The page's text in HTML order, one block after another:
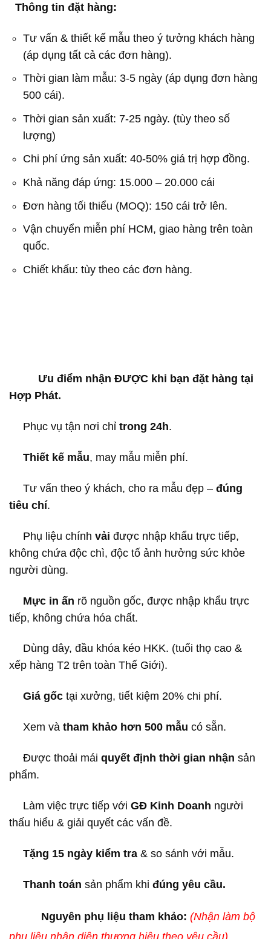
Thông tin đặt hàng:
Tư vấn & thiết kế mẫu theo ý tưởng khách hàng
(áp dụng tất cả các đơn hàng).
Thời gian làm mẫu: 3-5 ngày (áp dụng đơn hàng
500 cái).
Thời gian sản xuất: 7-25 ngày. (tùy theo số
lượng)
Chi phí ứng sản xuất: 40-50% giá trị hợp đồng.
Khả năng đáp ứng: 15.000 – 20.000 cái
Đơn hàng tối thiểu (MOQ): 150 cái trở lên.
Vận chuyển miễn phí HCM, giao hàng trên toàn
quốc.
Chiết khấu: tùy theo các đơn hàng.
Ưu điểm nhận ĐƯỢC khi bạn đặt hàng tại
Hợp Phát.
Phục vụ tận nơi chỉ trong 24h.
Thiết kế mẫu, may mẫu miễn phí.
Tư vấn theo ý khách, cho ra mẫu đẹp – đúng
tiêu chí.
Phụ liệu chính vải được nhập khẩu trực tiếp,
không chứa độc chì, độc tố ảnh hưởng sức khỏe
người dùng.
Mực in ấn rõ nguồn gốc, được nhập khẩu trực
tiếp, không chứa hóa chất.
Dùng dây, đầu khóa kéo HKK. (tuổi thọ cao &
xếp hàng T2 trên toàn Thế Giới).
Giá gốc tại xưởng, tiết kiệm 20% chi phí.
Xem và tham khảo hơn 500 mẫu có sẵn.
Được thoải mái quyết định thời gian nhận sản
phẩm.
Làm việc trực tiếp với GĐ Kinh Doanh người
thấu hiểu & giải quyết các vấn đề.
Tặng 15 ngày kiểm tra & so sánh với mẫu.
Thanh toán sản phẩm khi đúng yêu cầu.
Nguyên phụ liệu tham khảo: (Nhận làm bộ
phụ liệu nhận diện thương hiệu theo yêu cầu)